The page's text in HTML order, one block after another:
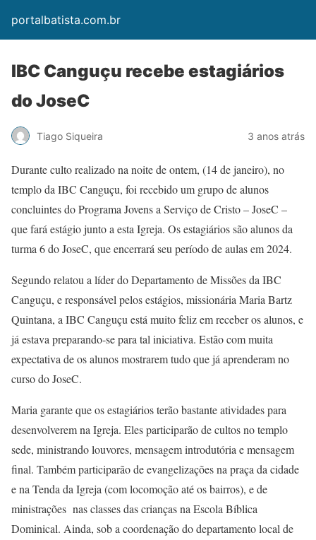
portalbatista.com.br
IBC Canguçu recebe estagiários
do JoseC
Tiago Siqueira 3 anos atrás
Durante culto realizado na noite de ontem, (14 de janeiro), no
templo da IBC Canguçu, foi recebido um grupo de alunos
concluintes do Programa Jovens a Serviço de Cristo – JoseC –
que fará estágio junto a esta Igreja. Os estagiários são alunos da
turma 6 do JoseC, que encerrará seu período de aulas em 2024.
Segundo relatou a líder do Departamento de Missões da IBC
Canguçu, e responsável pelos estágios, missionária Maria Bartz
Quintana, a IBC Canguçu está muito feliz em receber os alunos, e
já estava preparando-se para tal iniciativa. Estão com muita
expectativa de os alunos mostrarem tudo que já aprenderam no
curso do JoseC.
Maria garante que os estagiários terão bastante atividades para
desenvolverem na Igreja. Eles participarão de cultos no templo
sede, ministrando louvores, mensagem introdutória e mensagem
final. Também participarão de evangelizações na praça da cidade
e na Tenda da Igreja (com locomoção até os bairros), e de
ministrações nas classes das crianças na Escola Bíblica
Dominical. Ainda, sob a coordenação do departamento local de